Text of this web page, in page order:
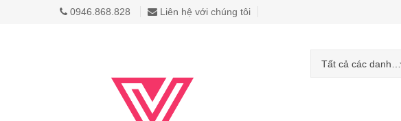
0946.868.828 Liên hệ với chúng tôi
Tất cả các danh mục